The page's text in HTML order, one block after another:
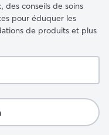
des conseils de soins
pour éduquer les
de produits et plus